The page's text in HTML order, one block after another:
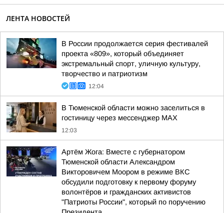
ЛЕНТА НОВОСТЕЙ
В России продолжается серия фестивалей
проекта «809», который объединяет
экстремальный спорт, уличную культуру,
творчество и патриотизм
12:04
В Тюменской области можно заселиться в
гостиницу через мессенджер MAX
12:03
Артём Жога: Вместе с губернатором
Тюменской области Александром
Викторовичем Моором в режиме ВКС
обсудили подготовку к первому форуму
волонтёров и гражданских активистов
"Патриоты России", который по поручению